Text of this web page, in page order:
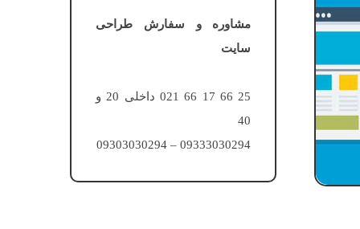
مشاوره و سفارش طراحی
سایت
25 66 17 66 021 داخلی 20 و
40
09333030294 – 09303030294